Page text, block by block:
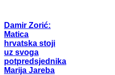
Damir Zorić:
Matica
hrvatska stoji
uz svoga
potpredsjednika
Marija Jareba